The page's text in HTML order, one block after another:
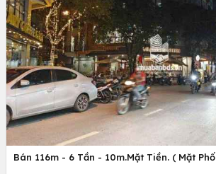
Bán 116m - 6 Tần - 10m.Mặt Tiền. ( Mặt